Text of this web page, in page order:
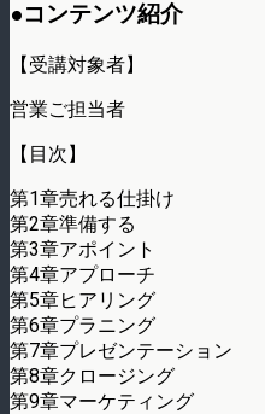
●コンテンツ紹介
【受講対象者】
営業ご担当者
【目次】
第1章売れる仕掛け
第2章準備する
第3章アポイント
第4章アプローチ
第5章ヒアリング
第6章プラニング
第7章プレゼンテーション
第8章クロージング
第9章マーケティング